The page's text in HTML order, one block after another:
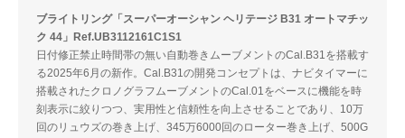
ブライトリング「スーパーオーシャン ヘリテージ B31 オートマチッ
ク 44」Ref.UB3112161C1S1
日付修正禁止時間帯の無い自動巻きムーブメントのCal.B31を搭載す
る2025年6月の新作。Cal.B31の開発コンセプトは、ナビタイマーに
搭載されたクロノグラフムーブメントのCal.01をベースに機能を時
刻表示に絞りつつ、実用性と信頼性を向上させることであり、10万
回のリュウズの巻き上げ、345万6000回のローター巻き上げ、500G